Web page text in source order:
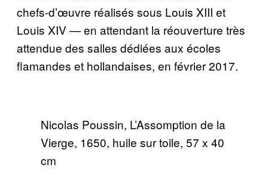
chefs-d’œuvre réalisés sous Louis XIII et
Louis XIV — en attendant la réouverture très
attendue des salles dédiées aux écoles
flamandes et hollandaises, en février 2017.
Nicolas Poussin, L’Assomption de la
Vierge, 1650, huile sur toile, 57 x 40
cm